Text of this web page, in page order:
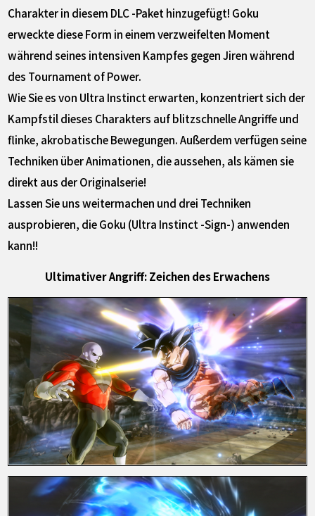
Charakter in diesem DLC -Paket hinzugefügt! Goku
erweckte diese Form in einem verzweifelten Moment
während seines intensiven Kampfes gegen Jiren während
des Tournament of Power.
Wie Sie es von Ultra Instinct erwarten, konzentriert sich der
Kampfstil dieses Charakters auf blitzschnelle Angriffe und
flinke, akrobatische Bewegungen. Außerdem verfügen seine
Techniken über Animationen, die aussehen, als kämen sie
direkt aus der Originalserie!
Lassen Sie uns weitermachen und drei Techniken
ausprobieren, die Goku (Ultra Instinct -Sign-) anwenden
kann!!
Ultimativer Angriff: Zeichen des Erwachens